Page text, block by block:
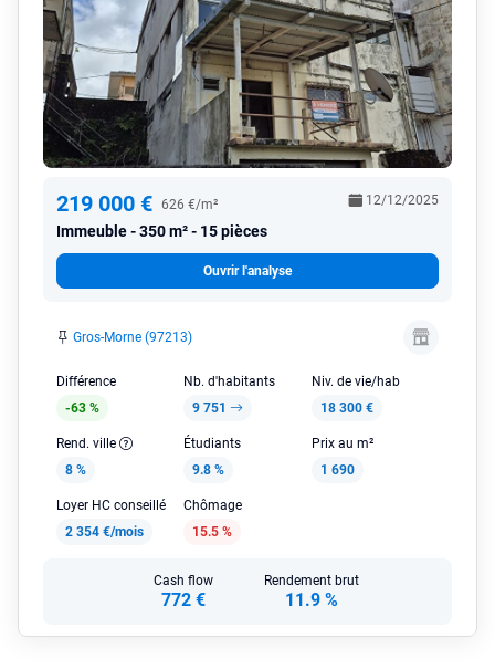
219 000 € 626 €/m²
Immeuble 350 m² - 15 pièces
12/12/2025
Ouvrir l'analyse
Gros-Morne (97213)
Différence
-63 %
Nb. d'habitants
9 751
Niv. de vie/hab
18 300 €
Rend. ville
8 %
Étudiants
9.8 %
Prix au m²
1 690
Loyer HC conseillé
2 354 €/mois
Chômage
15.5 %
Cash flow
772 €
Rendement brut
11.9 %